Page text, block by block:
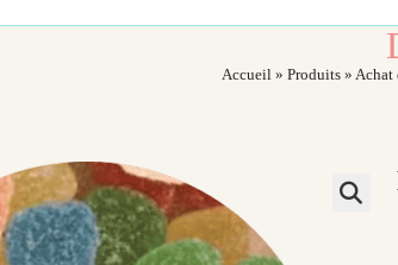
Accueil» Produits» Achat